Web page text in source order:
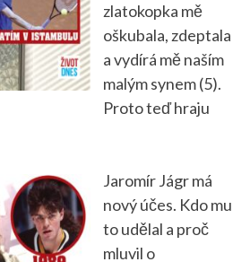
zlatokopka mě
oškubala, zdeptala
a vydírá mě naším
malým synem (5).
Proto teď hraju
Jaromír Jágr má
nový účes. Kdo mu
to udělal a proč
mluvil o